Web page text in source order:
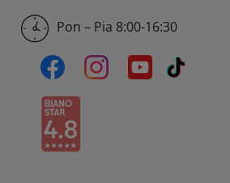
Pon – Pia 8:00-16:30